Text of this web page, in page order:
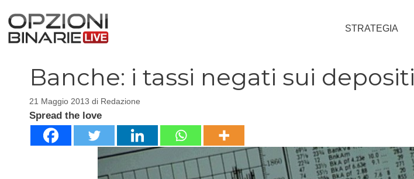
contenuto
STRATEGIA
Banche: i tassi negati sui depositi
21 Maggio 2013 di Redazione
Spread the love